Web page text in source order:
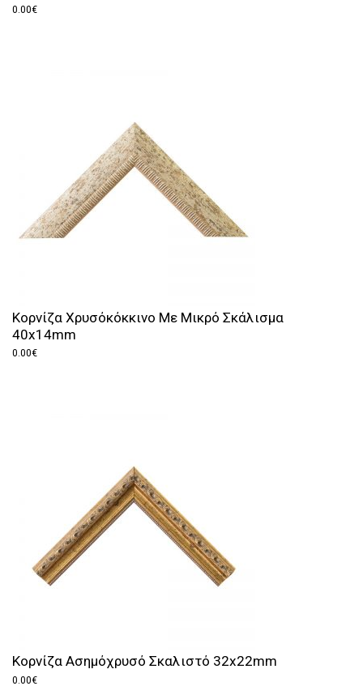
0.00€
Κορνίζα Χρυσόκόκκινο Με Μικρό Σκάλισμα
40x14mm
0.00€
Κορνίζα Ασημόχρυσό Σκαλιστό 32x22mm
0.00€